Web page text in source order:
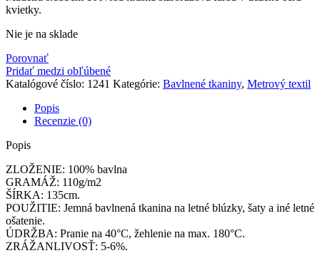
kvietky.
Nie je na sklade
Porovnať
Pridať medzi obľúbené
Katalógové číslo: 1241 Kategórie: Bavlnené tkaniny, Metrový textil
Popis
Recenzie (0)
Popis
ZLOŽENIE: 100% bavlna
GRAMÁŽ: 110g/m2
ŠÍRKA: 135cm.
POUŽITIE: Jemná bavlnená tkanina na letné blúzky, šaty a iné letné
ošatenie.
ÚDRŽBA: Pranie na 40°C, žehlenie na max. 180°C.
ZRÁŽANLIVOSŤ: 5-6%.